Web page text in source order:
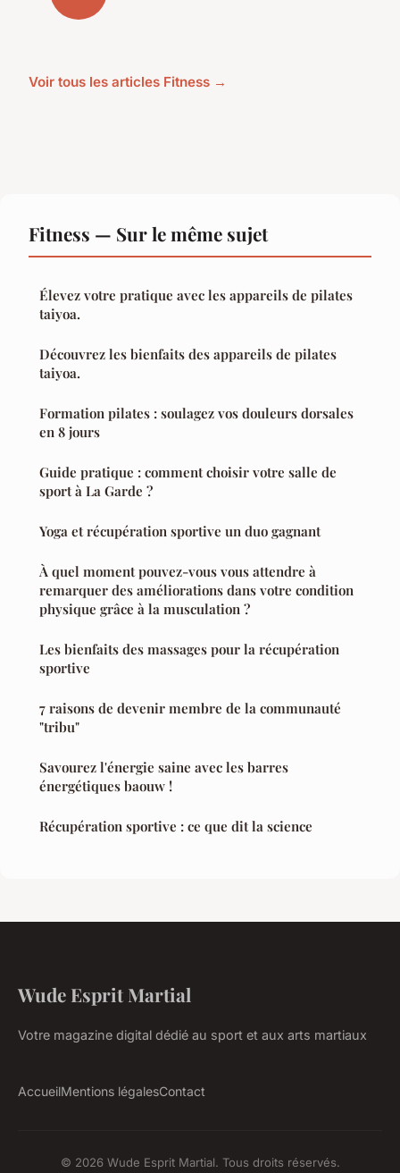
Voir tous les articles Fitness →
Fitness — Sur le même sujet
Élevez votre pratique avec les appareils de pilates
taiyoa.
Découvrez les bienfaits des appareils de pilates
taiyoa.
Formation pilates : soulagez vos douleurs dorsales
en 8 jours
Guide pratique : comment choisir votre salle de
sport à La Garde ?
Yoga et récupération sportive un duo gagnant
À quel moment pouvez-vous vous attendre à
remarquer des améliorations dans votre condition
physique grâce à la musculation ?
Les bienfaits des massages pour la récupération
sportive
7 raisons de devenir membre de la communauté
"tribu"
Savourez l'énergie saine avec les barres
énergétiques baouw !
Récupération sportive : ce que dit la science
Wude Esprit Martial
Votre magazine digital dédié au sport et aux arts martiaux
AccueilMentions légalesContact
© 2026 Wude Esprit Martial. Tous droits réservés.